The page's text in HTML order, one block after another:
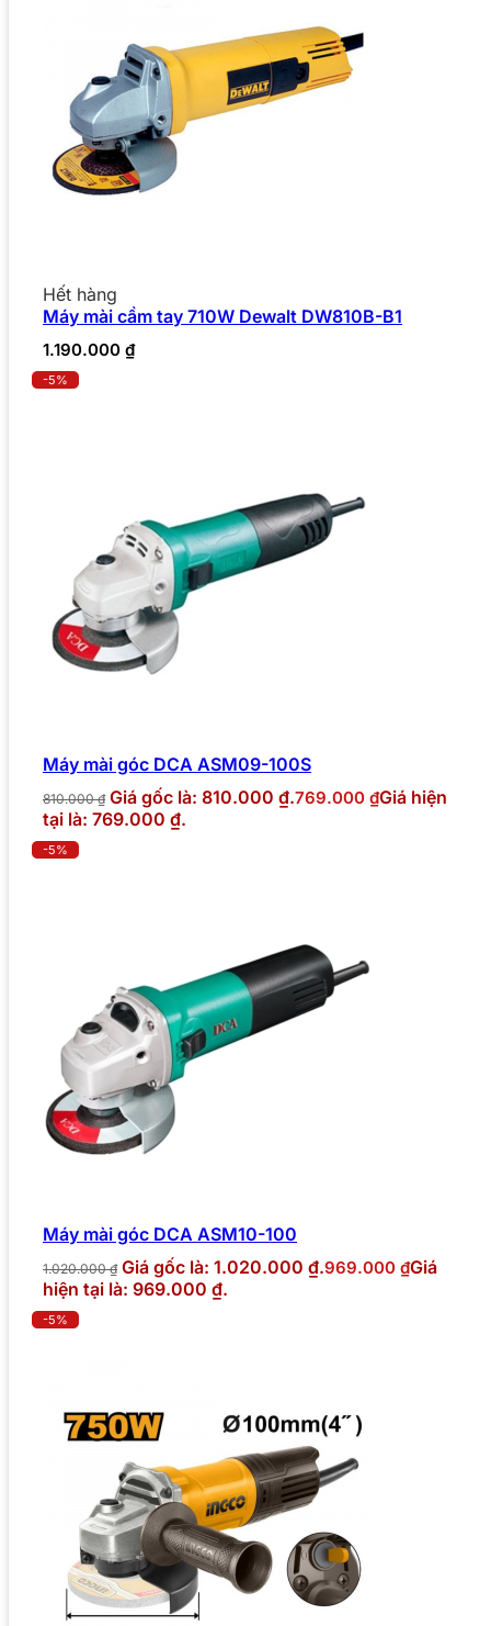
Hết hàng
Máy mài cầm tay 710W Dewalt DW810B-B1
1.190.000 ₫
-5%
Máy mài góc DCA ASM09-100S
810.000₫ Giá gốc là: 810.000 ₫.769.000 ₫Giá hiện
tại là: 769.000 ₫.
-5%
Máy mài góc DCA ASM10-100
1.020.000₫ Giá gốc là: 1.020.000 ₫.969.000 ₫Giá
hiện tại là: 969.000 ₫.
-5%